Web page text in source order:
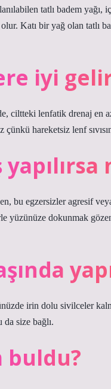
tatlı badem
Katı bir yağ olan tatlı
iyi
ciltteki lenfatik drenaj
hareketsiz lenf
bu egzersizler agresif
yüzünüze dokunmak
irin dolu sivilceler
size bağlı.
buldu?